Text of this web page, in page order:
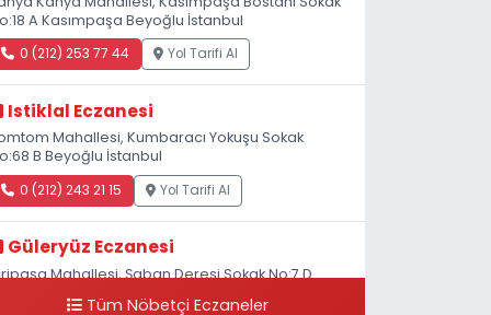
A Kasımpaşa Beyoğlu İstanbul
0 (212) 253 77 44 Yol Tarifi Al
Istiklal Eczanesi
Mahallesi, Kumbaracı Yokuşu Sokak
B Beyoğlu İstanbul
0 (212) 243 21 15 Yol Tarifi Al
Güleryüz Eczanesi
Mahallesi, Şaban Deresi Sokak No:7 D
Tüm Nöbetçi Eczaneler